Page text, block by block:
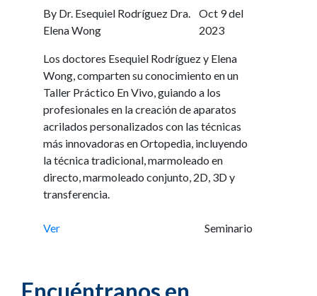
By Dr. Esequiel Rodríguez Dra.
Elena Wong
Oct 9 del
2023
Los doctores Esequiel Rodríguez y Elena
Wong, comparten su conocimiento en un
Taller Práctico En Vivo, guiando a los
profesionales en la creación de aparatos
acrilados personalizados con las técnicas
más innovadoras en Ortopedia, incluyendo
la técnica tradicional, marmoleado en
directo, marmoleado conjunto, 2D, 3D y
transferencia.
Ver Seminario
Encuéntranos en